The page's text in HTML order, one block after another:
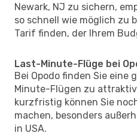
Newark, NJ zu sichern,
so schnell wie möglich zu
Tarif finden, der Ihrem
Last-Minute-Flüge bei
Bei Opodo finden Sie eine
Minute-Flügen zu
kurzfristig können Sie
machen, besonders
in USA.